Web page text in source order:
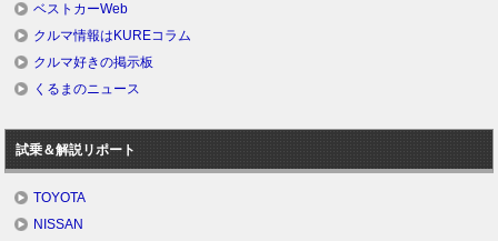
ベストカーWeb
クルマ情報はKUREコラム
クルマ好きの掲示板
くるまのニュース
試乗＆解説リポート
TOYOTA
NISSAN